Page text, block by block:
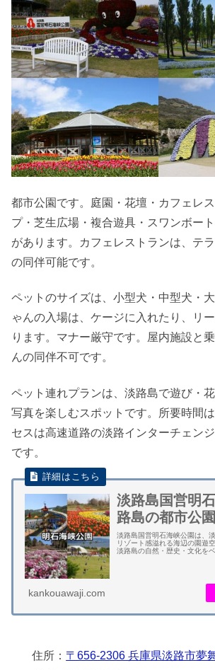
都市公園です。庭園・花壇・カフェレ
プ・芝生広場・複合遊具・スワンボー
があります。カフェレストランは、テ
の同伴可能です。
ペットのサイズは、小型犬・中型犬・
ゃんの入場は、ケージに入れたり、リ
ります。マナー厳守です。屋内施設と
んの同伴不可です。
ペット連れプランは、淡路島で遊び・
写真を楽しむスポットです。所要時間
セスは高速道路の淡路インターチェン
です。
淡路島国営明
路島の都市公園
淡路島国営明石海峡公園は、
リゾート感溢れる海辺の園遊
淡路島の自然・歴史・文化を
kankouawaji.com
住所： 〒656-2306 兵庫県淡路市夢